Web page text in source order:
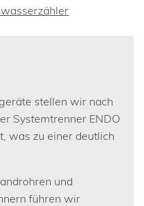
stellen wir nach
Systemtrenner ENDO
was zu einer deutlich
und
führen wir